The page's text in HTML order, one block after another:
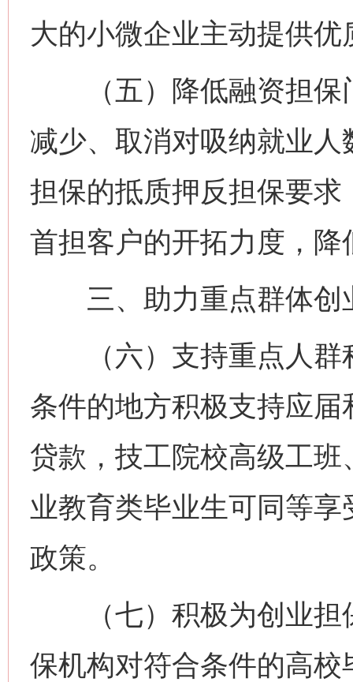
大的小微企业主动提供
（五）降低融资担保
减少、取消对吸纳就业
担保的抵质押反担保要
首担客户的开拓力度，
三、助力重点群体创
（六）支持重点人群
条件的地方积极支持应
贷款，技工院校高级工
业教育类毕业生可同等
政策。
（七）积极为创业担
保机构对符合条件的高